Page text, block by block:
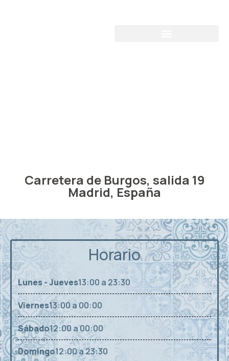
Carretera de Burgos, salida 19
Madrid, España
Horario
Lunes - Jueves13:00 a 23:30
Viernes13:00 a 00:00
Sábado12:00 a 00:00
Domingo12:00 a 23:30